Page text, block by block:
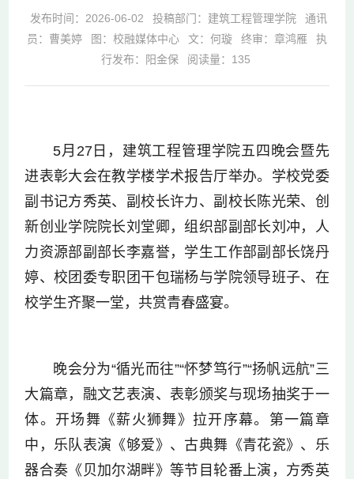
发布时间：2026-06-02 投稿部门：建筑工程管理学院
通讯
员：曹美婷
图：校融媒体中心 文：何璇 终审：章鸿雁
执
行发布：阳金保
阅读量： 135
5月27日，建筑工程管理学院五四晚会暨先
进表彰大会在教学楼学术报告厅举办。学校党委
副书记方秀英、副校长许力、副校长陈光荣、创
新创业学院院长刘堂卿，组织部副部长刘冲，人
力资源部副部长李嘉誉，学生工作部副部长饶丹
婷、校团委专职团干包瑞杨与学院领导班子、在
校学生齐聚一堂，共赏青春盛宴。
晚会分为“循光而往”“怀梦笃行”“扬帆远航”三
大篇章，融文艺表演、表彰颁奖与现场抽奖于一
体。开场舞《薪火狮舞》拉开序幕。第一篇章
中，乐队表演《够爱》、古典舞《青花瓷》、乐
器合奏《贝加尔湖畔》等节目轮番上演，方秀英